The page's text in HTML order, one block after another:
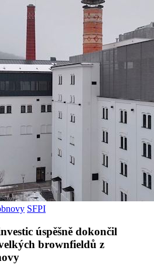
SFPI
úspěšně dokončil
brownfieldů z